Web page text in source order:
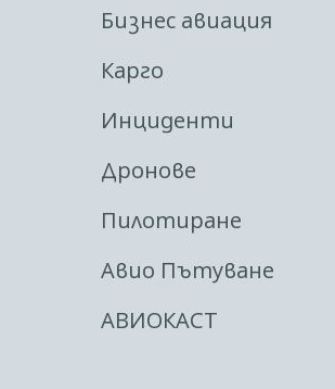
Бизнес авиация
Карго
Инциденти
Дронове
Пилотиране
Авио Пътуване
АВИОКАСТ